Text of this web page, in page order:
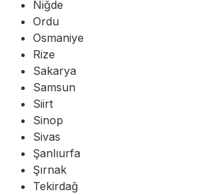
Niğde
Ordu
Osmaniye
Rize
Sakarya
Samsun
Siirt
Sinop
Sivas
Şanlıurfa
Şırnak
Tekirdağ